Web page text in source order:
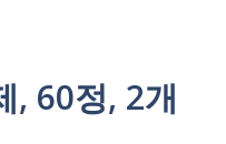
, 60정, 2개